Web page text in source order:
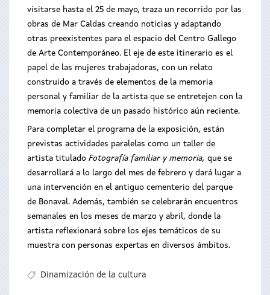
visitarse hasta el 25 de mayo, traza un recorrido por las
obras de Mar Caldas creando noticias y adaptando
otras preexistentes para el espacio del Centro Gallego
de Arte Contemporáneo. El eje de este itinerario es el
papel de las mujeres trabajadoras, con un relato
construido a través de elementos de la memoria
personal y familiar de la artista que se entretejen con la
memoria colectiva de un pasado histórico aún reciente.
Para completar el programa de la exposición, están
previstas actividades paralelas como un taller de
artista titulado Fotografía familiar y memoria, que se
desarrollará a lo largo del mes de febrero y dará lugar a
una intervención en el antiguo cementerio del parque
de Bonaval. Además, también se celebrarán encuentros
semanales en los meses de marzo y abril, donde la
artista reflexionará sobre los ejes temáticos de su
muestra con personas expertas en diversos ámbitos.
Dinamización de la cultura